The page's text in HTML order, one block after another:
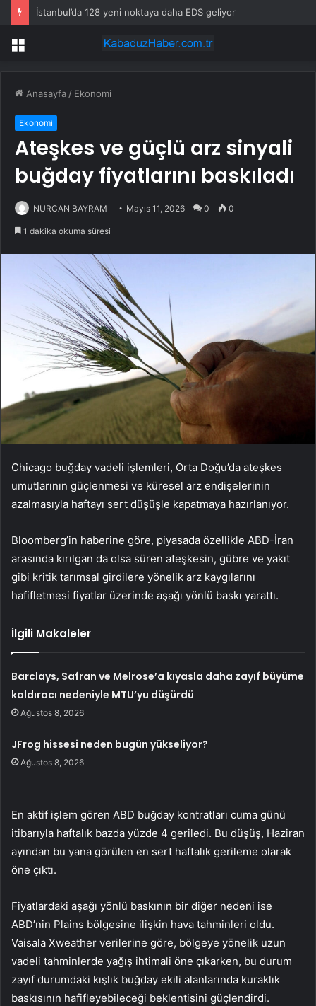
İstanbul’da 128 yeni noktaya daha EDS geliyor
Menü
Anasayfa / Ekonomi
Ekonomi
Ateşkes ve güçlü arz sinyali
buğday fiyatlarını baskıladı
NURCAN BAYRAM Mayıs 11, 2026 0 0
1 dakika okuma süresi
Chicago buğday vadeli işlemleri, Orta Doğu’da ateşkes
umutlarının güçlenmesi ve küresel arz endişelerinin
azalmasıyla haftayı sert düşüşle kapatmaya hazırlanıyor.
Bloomberg’in haberine göre, piyasada özellikle ABD-İran
arasında kırılgan da olsa süren ateşkesin, gübre ve yakıt
gibi kritik tarımsal girdilere yönelik arz kaygılarını
hafifletmesi fiyatlar üzerinde aşağı yönlü baskı yarattı.
İlgili Makaleler
Barclays, Safran ve Melrose’a kıyasla daha zayıf büyüme
kaldıracı nedeniyle MTU’yu düşürdü
Ağustos 8, 2026
JFrog hissesi neden bugün yükseliyor?
Ağustos 8, 2026
En aktif işlem gören ABD buğday kontratları cuma günü
itibarıyla haftalık bazda yüzde 4 geriledi. Bu düşüş, Haziran
ayından bu yana görülen en sert haftalık gerileme olarak
öne çıktı.
Fiyatlardaki aşağı yönlü baskının bir diğer nedeni ise
ABD’nin Plains bölgesine ilişkin hava tahminleri oldu.
Vaisala Xweather verilerine göre, bölgeye yönelik uzun
vadeli tahminlerde yağış ihtimali öne çıkarken, bu durum
zayıf durumdaki kışlık buğday ekili alanlarında kuraklık
baskısının hafifleyebileceği beklentisini güçlendirdi.